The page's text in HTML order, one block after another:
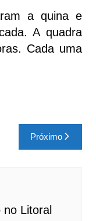
a quina e
A quadra
Cada uma
Próximo
Litoral